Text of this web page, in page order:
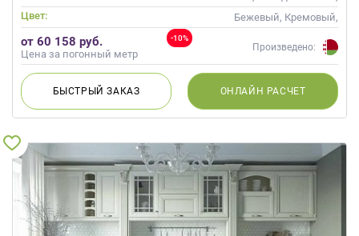
Неоклассика
Цвет:
Бежевый, Кремовый,
Коричневый, Капучино
-10%
от 60 158 руб.
Цена за погонный метр
Произведено:
БЫСТРЫЙЗАКАЗ ОНЛАЙН РАСЧЕТ